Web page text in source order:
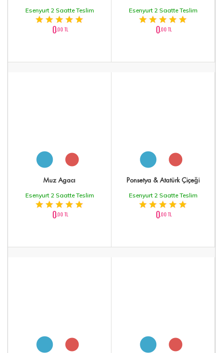
Esenyurt 2 Saatte Teslim
0,00 TL
Esenyurt 2 Saatte Teslim
0,00 TL
Muz Agacı
Esenyurt 2 Saatte Teslim
0,00 TL
Ponsetya & Atatürk Çiçeği
Esenyurt 2 Saatte Teslim
0,00 TL